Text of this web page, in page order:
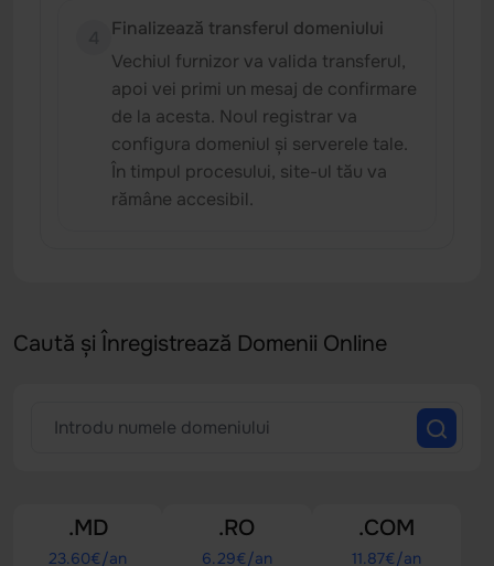
Finalizează transferul domeniului
Vechiul furnizor va valida transferul,
apoi vei primi un mesaj de confirmare
de la acesta. Noul registrar va
configura domeniul și serverele tale.
În timpul procesului, site-ul tău va
rămâne accesibil.
Caută și Înregistrează Domenii Online
.MD
23.60€/an
.RO
6.29€/an
.COM
11.87€/an